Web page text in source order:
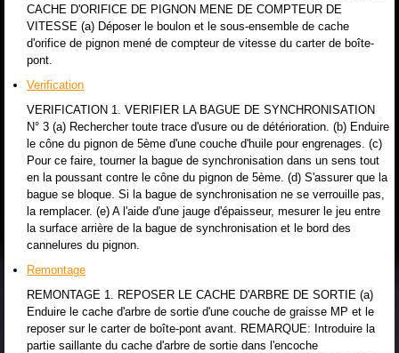
CACHE D'ORIFICE DE PIGNON MENE DE COMPTEUR DE
VITESSE (a) Déposer le boulon et le sous-ensemble de cache
d'orifice de pignon mené de compteur de vitesse du carter de boîte-
pont.
Verification
VERIFICATION 1. VERIFIER LA BAGUE DE SYNCHRONISATION
N° 3 (a) Rechercher toute trace d'usure ou de détérioration. (b) Enduire
le cône du pignon de 5ème d'une couche d'huile pour engrenages. (c)
Pour ce faire, tourner la bague de synchronisation dans un sens tout
en la poussant contre le cône du pignon de 5ème. (d) S'assurer que la
bague se bloque. Si la bague de synchronisation ne se verrouille pas,
la remplacer. (e) A l'aide d'une jauge d'épaisseur, mesurer le jeu entre
la surface arrière de la bague de synchronisation et le bord des
cannelures du pignon.
Remontage
REMONTAGE 1. REPOSER LE CACHE D'ARBRE DE SORTIE (a)
Enduire le cache d'arbre de sortie d'une couche de graisse MP et le
reposer sur le carter de boîte-pont avant. REMARQUE: Introduire la
partie saillante du cache d'arbre de sortie dans l'encoche